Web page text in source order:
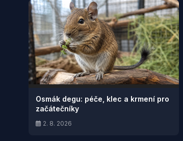
Osmák degu: péče, klec a krmení pro
začátečníky
2. 8. 2026